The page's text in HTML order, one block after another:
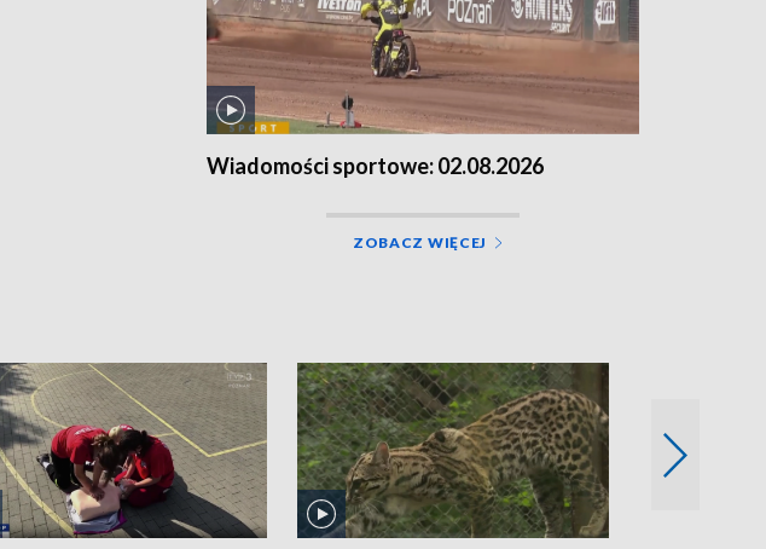
Wiadomości sportowe: 02.08.2026
ZOBACZ WIĘCEJ